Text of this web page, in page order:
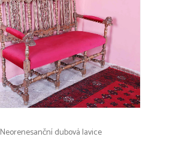
Neorenesanční dubová lavice